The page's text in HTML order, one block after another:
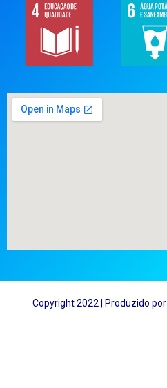
Copyright 2022 | Produzido por